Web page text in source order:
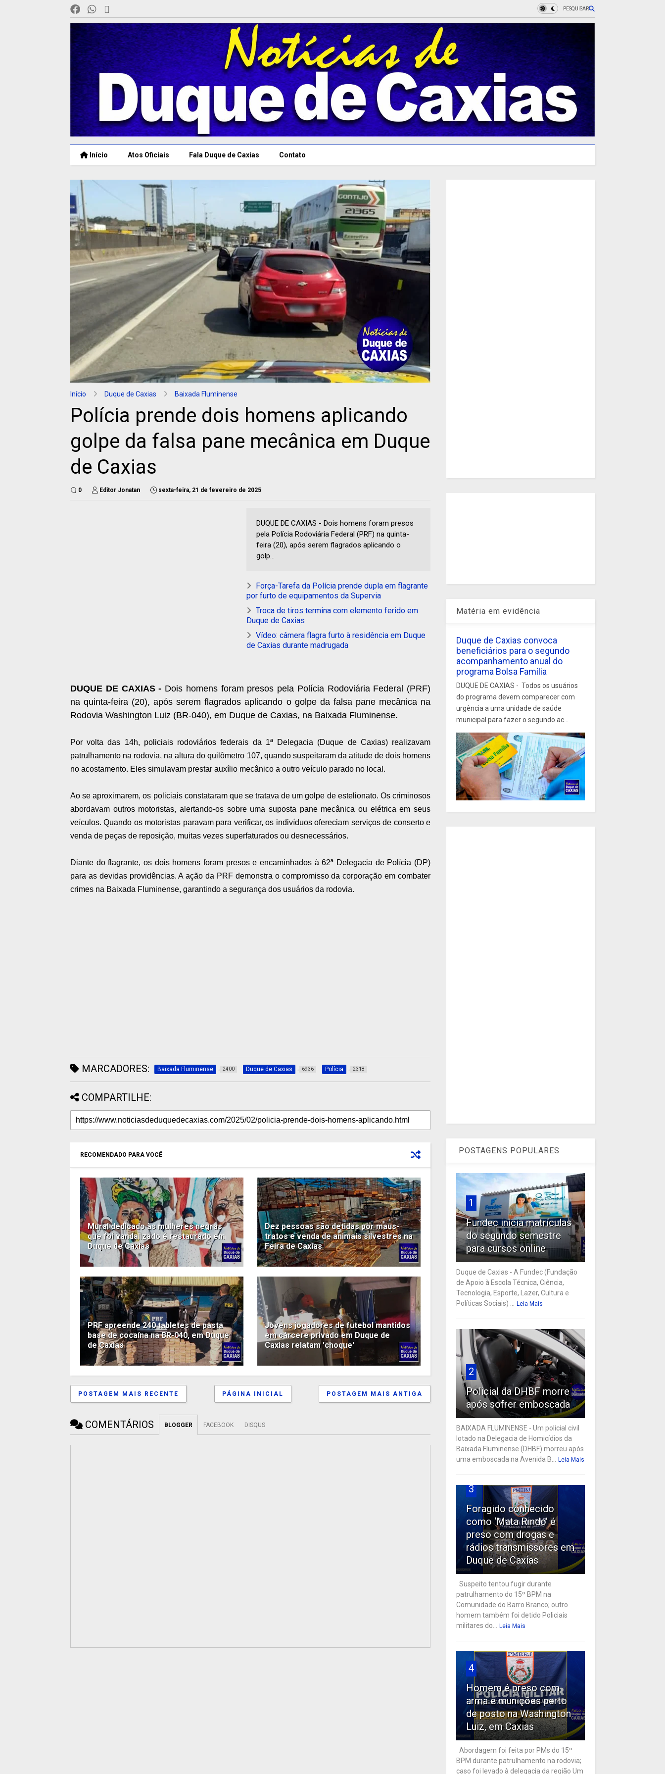
PESQUISAR
Início Atos Oficiais Fala Duque de Caxias Contato
Início Duque de Caxias Baixada Fluminense
Polícia prende dois homens aplicando
golpe da falsa pane mecânica em Duque
de Caxias
0 Editor Jonatan sexta-feira, 21 de fevereiro de 2025
DUQUE DE CAXIAS - Dois homens foram presos
pela Polícia Rodoviária Federal (PRF) na quinta-
feira (20), após serem flagrados aplicando o
golp...
Força-Tarefa da Polícia prende dupla em flagrante
por furto de equipamentos da Supervia
Troca de tiros termina com elemento ferido em
Duque de Caxias
Vídeo: câmera flagra furto à residência em Duque
de Caxias durante madrugada
DUQUE DE CAXIAS - Dois homens foram presos pela Polícia Rodoviária Federal (PRF)
na quinta-feira (20), após serem flagrados aplicando o golpe da falsa pane mecânica na
Rodovia Washington Luiz (BR-040), em Duque de Caxias, na Baixada Fluminense.
Por volta das 14h, policiais rodoviários federais da 1ª Delegacia (Duque de Caxias) realizavam
patrulhamento na rodovia, na altura do quilômetro 107, quando suspeitaram da atitude de dois homens
no acostamento. Eles simulavam prestar auxílio mecânico a outro veículo parado no local.
Ao se aproximarem, os policiais constataram que se tratava de um golpe de estelionato. Os criminosos
abordavam outros motoristas, alertando-os sobre uma suposta pane mecânica ou elétrica em seus
veículos. Quando os motoristas paravam para verificar, os indivíduos ofereciam serviços de conserto e
venda de peças de reposição, muitas vezes superfaturados ou desnecessários.
Diante do flagrante, os dois homens foram presos e encaminhados à 62ª Delegacia de Polícia (DP)
para as devidas providências. A ação da PRF demonstra o compromisso da corporação em combater
crimes na Baixada Fluminense, garantindo a segurança dos usuários da rodovia.
MARCADORES: Baixada Fluminense 2400 Duque de Caxias 6936 Polícia 2318
COMPARTILHE:
RECOMENDADO PARA VOCÊ
Mural dedicado às mulheres negras
que foi vandalizado é restaurado em
Duque de Caxias
Dez pessoas são detidas por maus-
tratos e venda de animais silvestres na
Feira de Caxias
PRF apreende 240 tabletes de pasta
base de cocaína na BR-040, em Duque
de Caxias
Jovens jogadores de futebol mantidos
em cárcere privado em Duque de
Caxias relatam 'choque'
POSTAGEM MAIS RECENTE POSTAGEM MAIS ANTIGA
PÁGINA INICIAL
COMENTÁRIOS BLOGGER FACEBOOK DISQUS
Matéria em evidência
Duque de Caxias convoca
beneficiários para o segundo
acompanhamento anual do
programa Bolsa Família
DUQUE DE CAXIAS - Todos os usuários
do programa devem comparecer com
urgência a uma unidade de saúde
municipal para fazer o segundo ac...
POSTAGENS POPULARES
1
Fundec inicia matrículas
do segundo semestre
para cursos online
Duque de Caxias - A Fundec (Fundação
de Apoio à Escola Técnica, Ciência,
Tecnologia, Esporte, Lazer, Cultura e
Políticas Sociais) ...
Leia Mais
2
Policial da DHBF morre
após sofrer emboscada
BAIXADA FLUMINENSE - Um policial civil
lotado na Delegacia de Homicídios da
Baixada Fluminense (DHBF) morreu após
uma emboscada na Avenida B...
Leia Mais
3
Foragido conhecido
como ‘Mata Rindo’ é
preso com drogas e
rádios transmissores em
Duque de Caxias
Suspeito tentou fugir durante
patrulhamento do 15º BPM na
Comunidade do Barro Branco; outro
homem também foi detido Policiais
militares do...
Leia Mais
4
Homem é preso com
arma e munições perto
de posto na Washington
Luiz, em Caxias
Abordagem foi feita por PMs do 15º
BPM durante patrulhamento na rodovia;
caso foi levado à delegacia da região Um